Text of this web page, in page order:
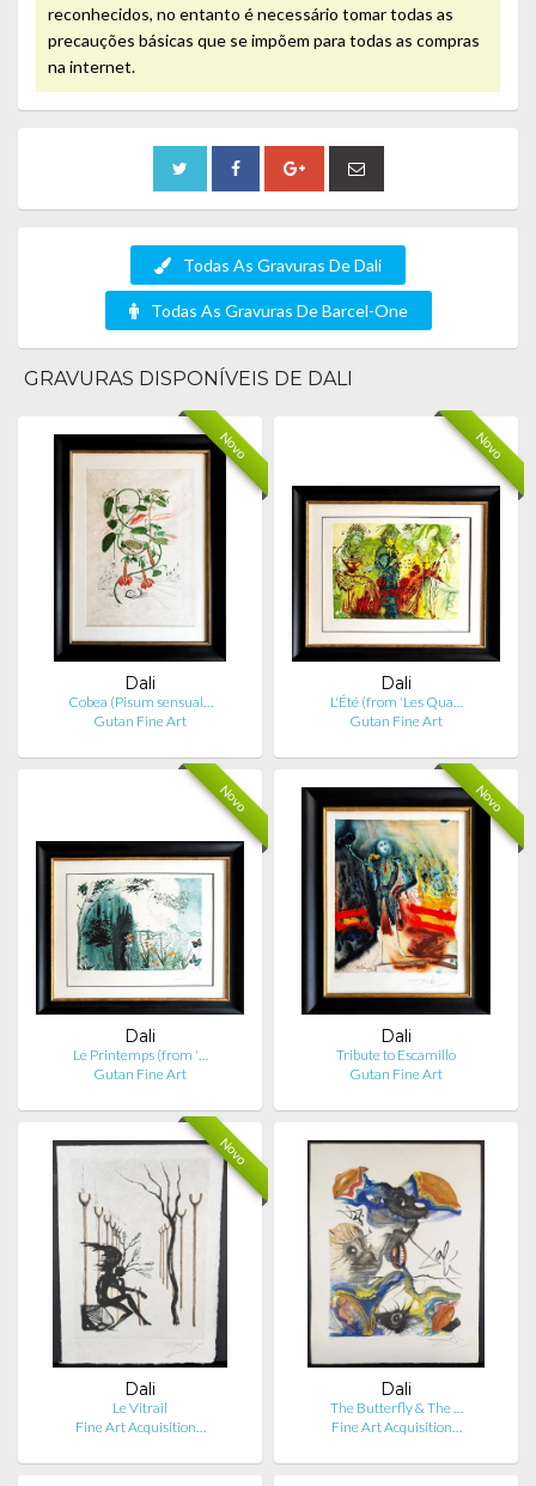
reconhecidos, no entanto é necessário tomar todas as
precauções básicas que se impõem para todas as compras
na internet.
Todas As Gravuras De Dali
Todas As Gravuras De Barcel-One
GRAVURAS DISPONÍVEIS DE DALI
Novo
Dali
Cobea (Pisum sensual…
Gutan Fine Art
Novo
Dali
L'Été (from 'Les Qua…
Gutan Fine Art
Novo
Dali
Le Printemps (from '…
Gutan Fine Art
Novo
Dali
Tribute to Escamillo
Gutan Fine Art
Novo
Dali
Le Vitrail
Fine Art Acquisition…
Dali
The Butterfly & The …
Fine Art Acquisition…